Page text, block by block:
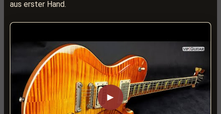
aus erster Hand.
►